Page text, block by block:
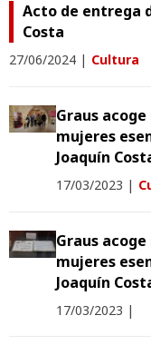
Acto de entrega
Costa
27/06/2024 | Cultura
Graus
mujeres
Joaquín
17/03/2023 |
Graus
mujeres
Joaquín
17/03/2023 |